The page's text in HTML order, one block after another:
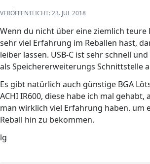
VERÖFFENTLICHT:23. JUL 2018
Wenn du nicht über eine ziemlich teure
sehr viel Erfahrung im Reballen hast,
leiber lassen. USB-C ist sehr schnell
als Speichererweiterungs Schnittstelle
Es gibt natürlich auch günstige BGA
ACHI IR600, diese habe ich mal gehabt,
man wirklich viel Erfahrung haben. um
Reball hin zu bekommen.
lg